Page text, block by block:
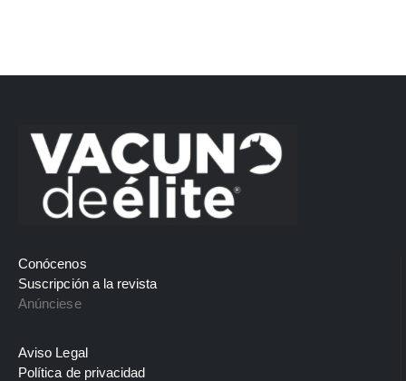
Conócenos
Suscripción a la revista
Anúnciese
Aviso Legal
Política de privacidad